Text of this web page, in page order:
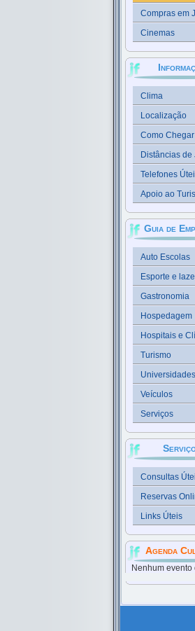
Compras em
Cinemas
Clima
Localização
Como Chegar
Distâncias de
Telefones
Apoio ao
Guia de
Auto Escolas
Esporte e
Gastronomia
Hospedagem
Hospitais e
Turismo
Universidades
Veículos
Serviços
Consultas
Reservas
Links Úteis
Agenda
Nenhum evento